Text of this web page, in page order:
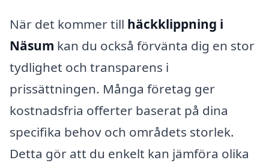
När det kommer till häckklippning i
Näsum kan du också förvänta dig en stor
tydlighet och transparens i
prissättningen. Många företag ger
kostnadsfria offerter baserat på dina
specifika behov och områdets storlek.
Detta gör att du enkelt kan jämföra olika